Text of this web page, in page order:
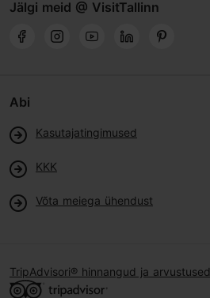
Jälgi meid @ VisitTallinn
Abi
Kasutajatingimused
KKK
Võta meiega ühendust
TripAdvisori® hinnangud ja arvustused